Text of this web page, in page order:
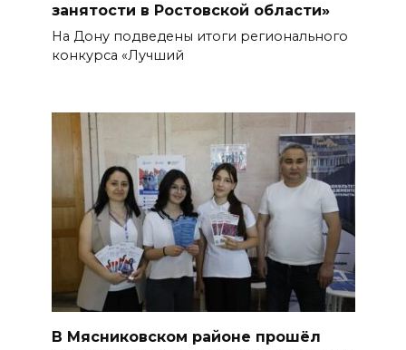
занятости в Ростовской области»
На Дону подведены итоги регионального
конкурса «Лучший
В Мясниковском районе прошёл